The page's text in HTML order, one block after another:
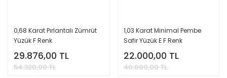
0,68 Karat Pırlantalı Zümrüt
Yüzük F Renk
29.876,00 TL
54.320,00 TL
1,03 Karat Minimal Pembe
Safir Yüzük E F Renk
22.000,00 TL
40.000,00 TL